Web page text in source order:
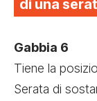
di una
Gabbia 6
Tiene la
Serata di